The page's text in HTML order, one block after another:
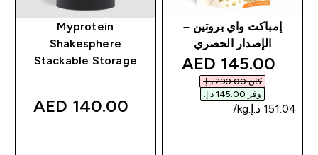
إمباكت واي بروتين –
الإصدار الحصري
discounted price
145.00 AED‎
كان ‏290.00 د.إ.‏‎
وفر ‏145.00 د.إ.‏‎
Myprotein
Shakesphere
Stackable Storage
140.00 AED‎